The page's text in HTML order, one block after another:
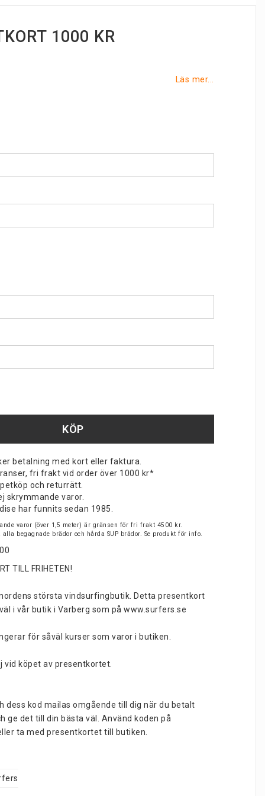
1000 KR
Läs mer...
KÖP
betalning med kort eller faktura.
fri frakt vid order över 1000 kr*
och returrätt.
skrymmande varor.
har funnits sedan 1985.
varor (över 1,5 meter) är gränsen för fri frakt 4500 kr.
begagnade brädor och hårda SUP brädor. Se produkt för info.
TILL FRIHETEN!
största vindsurfingbutik. Detta presentkort
i vår butik i Varberg som på www.surfers.se
för såväl kurser som varor i butiken.
vid köpet av presentkortet.
dess kod mailas omgående till dig när du betalt
ge det till din bästa väl. Använd koden på
ta med presentkortet till butiken.